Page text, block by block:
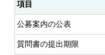
項目
公募案内の公表
質問書の提出期限